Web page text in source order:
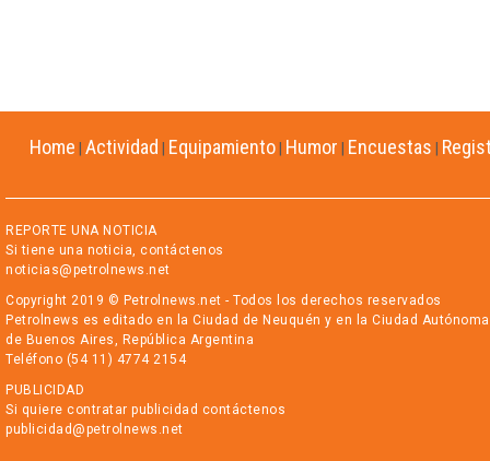
Home Actividad Equipamiento Humor Encuestas
REPORTE UNA NOTICIA
Si tiene una noticia, contáctenos
noticias@petrolnews.net
Copyright 2019 © Petrolnews.net - Todos los derechos reservados
Petrolnews es editado en la Ciudad de Neuquén y en la Ciudad Autónoma
de Buenos Aires, República Argentina
Teléfono (54 11) 4774 2154
PUBLICIDAD
Si quiere contratar publicidad contáctenos
publicidad@petrolnews.net